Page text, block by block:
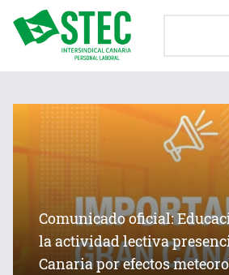
Comunicado oficial:
la actividad lectiva
Canaria por efectos